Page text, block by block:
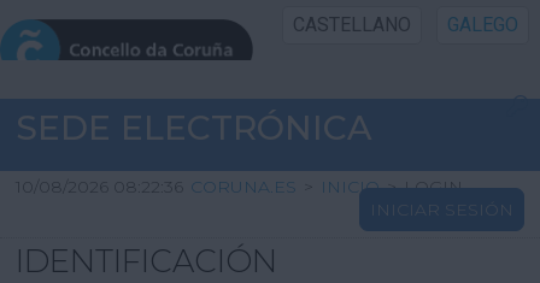
CASTELLANO GALEGO
INICIO SEDE
INICIO
INFORMACIÓN PÚBLICA
SEDE ELECTRÓNICA
10/08/2026 08:22:36 CORUNA.ES > INICIO > LOGIN
INICIAR SESIÓN
IDENTIFICACIÓN